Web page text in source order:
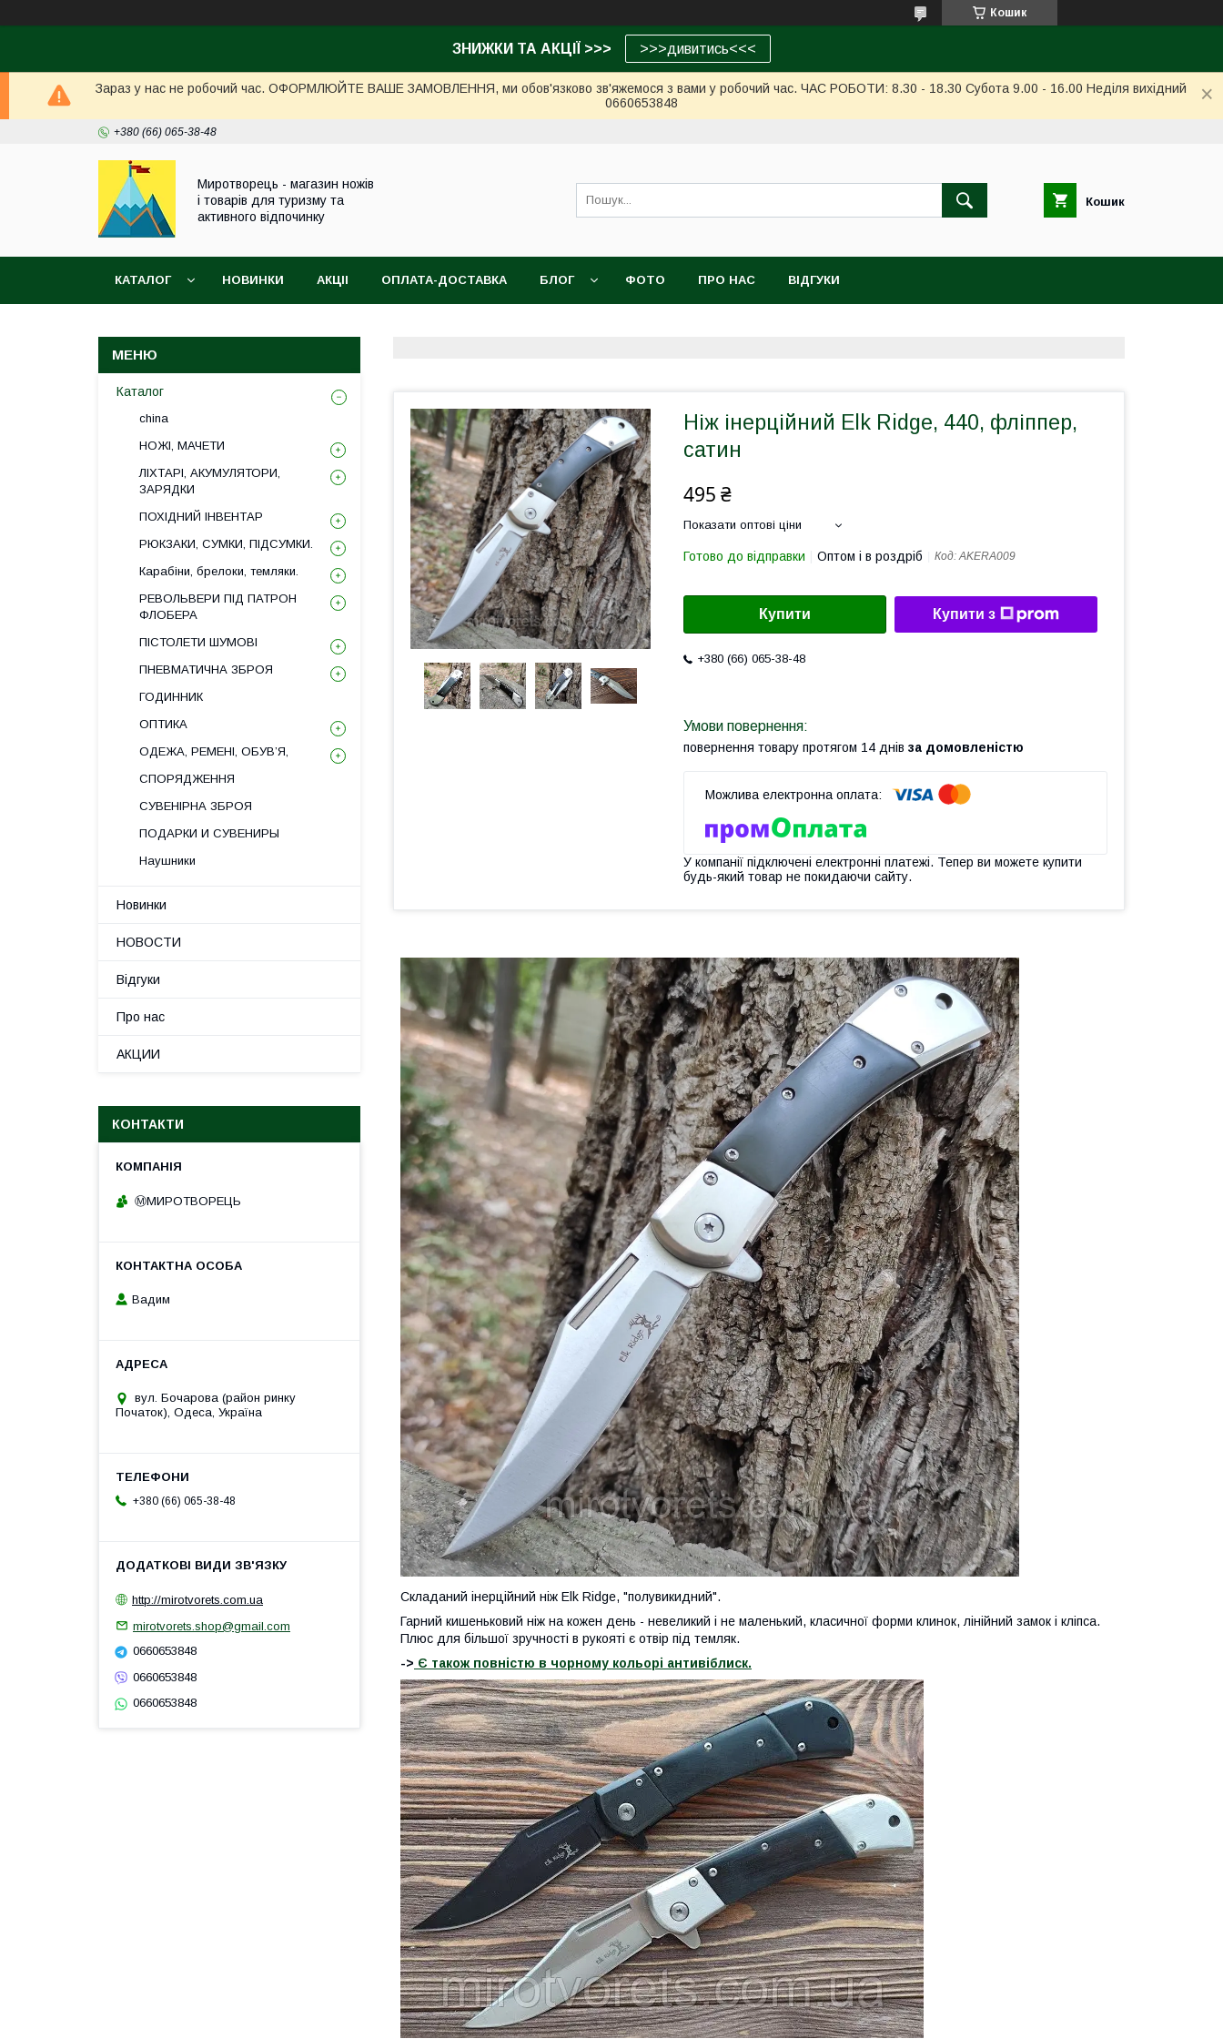
Кошик
ЗНИЖКИ ТА АКЦІЇ >>> >>>дивитись<<<
Зараз у нас не робочий час. ОФОРМЛЮЙТЕ ВАШЕ ЗАМОВЛЕННЯ, ми обов'язково зв'яжемося з вами у робочий час. ЧАС РОБОТИ: 8.30 - 18.30 Субота 9.00 - 16.00 Неділя вихідний
0660653848
+380 (66) 065-38-48
Миротворець - магазин ножів
і товарів для туризму та
активного відпочинку
Кошик
КАТАЛОГ НОВИНКИ АКЦІІ ОПЛАТА-ДОСТАВКА БЛОГ ФОТО ПРО НАС ВІДГУКИ
Ніж інерційний Elk Ridge, 440, фліппер,
сатин
495 ₴
Показати оптові ціни
Готово до відправки Оптом і в роздріб Код:AKERA009
Купити Купити з
+380 (66) 065-38-48
повернення товару протягом 14 днів за домовленістю
У компанії підключені електронні платежі. Тепер ви можете купити
будь-який товар не покидаючи сайту.
Складаний інерційний ніж Elk Ridge, "полувикидний".
Гарний кишеньковий ніж на кожен день - невеликий і не маленький, класичної форми клинок, лінійний замок і кліпса.
Плюс для більшої зручності в рукояті є отвір під темляк.
-> Є також повністю в чорному кольорі антивіблиск.
Каталог
china
НОЖІ, МАЧЕТИ
ЛІХТАРІ, АКУМУЛЯТОРИ,
ЗАРЯДКИ
ПОХІДНИЙ ІНВЕНТАР
РЮКЗАКИ, СУМКИ, ПІДСУМКИ.
Карабіни, брелоки, темляки.
РЕВОЛЬВЕРИ ПІД ПАТРОН
ФЛОБЕРА
ПІСТОЛЕТИ ШУМОВІ
ПНЕВМАТИЧНА ЗБРОЯ
ГОДИННИК
ОПТИКА
ОДЕЖА, РЕМЕНІ, ОБУВ’Я,
СПОРЯДЖЕННЯ
СУВЕНІРНА ЗБРОЯ
ПОДАРКИ И СУВЕНИРЫ
Наушники
Новинки
НОВОСТИ
Відгуки
Про нас
АКЦИИ
КОНТАКТИ
Ⓜ️МИРОТВОРЕЦЬ
Вадим
вул. Бочарова (район ринку
Початок), Одеса, Україна
+380 (66) 065-38-48
http://mirotvorets.com.ua
mirotvorets.shop@gmail.com
0660653848
0660653848
0660653848